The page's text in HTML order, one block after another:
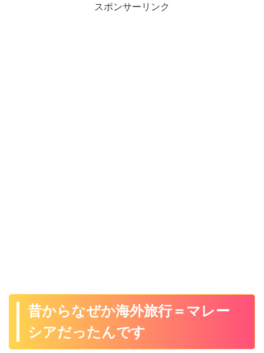
スポンサーリンク
昔からなぜか海外旅行＝マレー
シアだったんです